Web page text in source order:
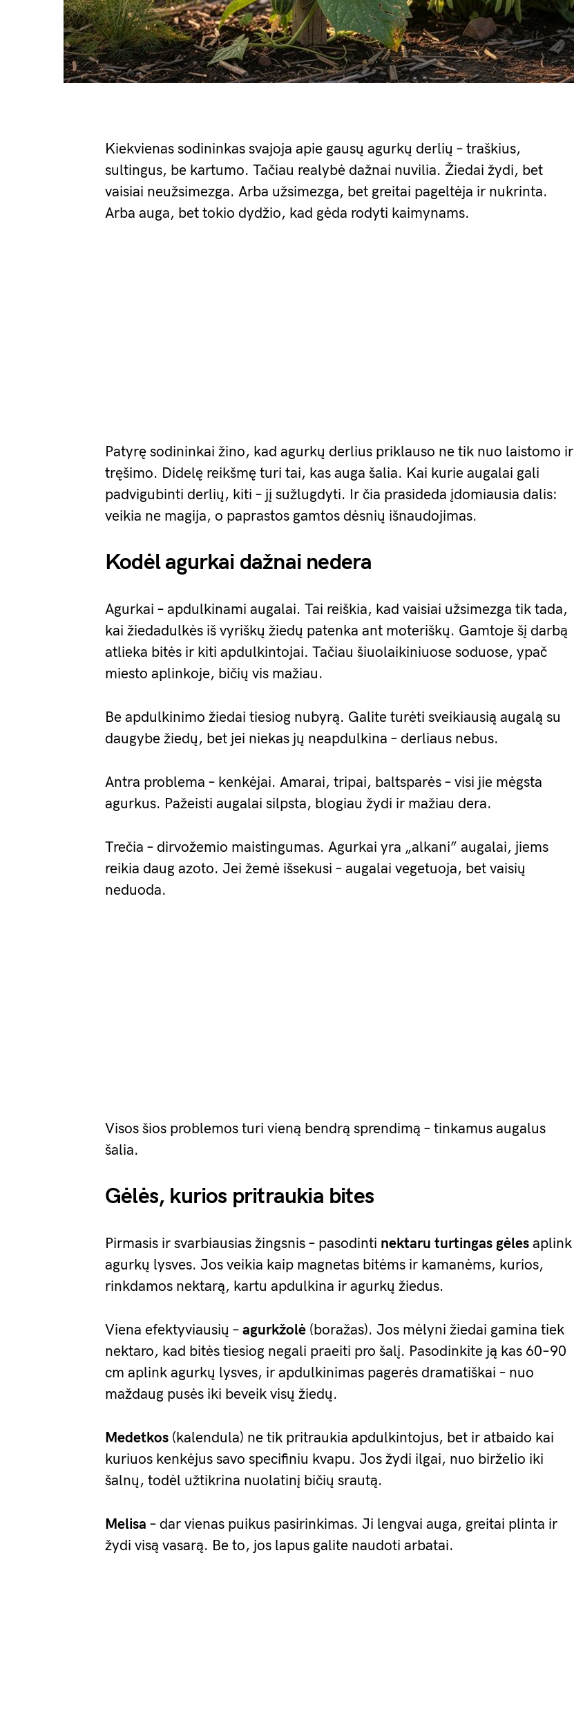
Kiekvienas sodininkas svajoja apie gausų agurkų derlių – traškius,
sultingus, be kartumo. Tačiau realybė dažnai nuvilia. Žiedai žydi, bet
vaisiai neužsimezga. Arba užsimezga, bet greitai pageltėja ir nukrinta.
Arba auga, bet tokio dydžio, kad gėda rodyti kaimynams.
Patyrę sodininkai žino, kad agurkų derlius priklauso ne tik nuo laistomo ir
tręšimo. Didelę reikšmę turi tai, kas auga šalia. Kai kurie augalai gali
padvigubinti derlių, kiti – jį sužlugdyti. Ir čia prasideda įdomiausia dalis:
veikia ne magija, o paprastos gamtos dėsnių išnaudojimas.
Kodėl agurkai dažnai nedera
Agurkai – apdulkinami augalai. Tai reiškia, kad vaisiai užsimezga tik tada,
kai žiedadulkės iš vyriškų žiedų patenka ant moteriškų. Gamtoje šį darbą
atlieka bitės ir kiti apdulkintojai. Tačiau šiuolaikiniuose soduose, ypač
miesto aplinkoje, bičių vis mažiau.
Be apdulkinimo žiedai tiesiog nubyrą. Galite turėti sveikiausią augalą su
daugybe žiedų, bet jei niekas jų neapdulkina – derliaus nebus.
Antra problema – kenkėjai. Amarai, tripai, baltsparės – visi jie mėgsta
agurkus. Pažeisti augalai silpsta, blogiau žydi ir mažiau dera.
Trečia – dirvožemio maistingumas. Agurkai yra „alkani” augalai, jiems
reikia daug azoto. Jei žemė išsekusi – augalai vegetuoja, bet vaisių
neduoda.
Visos šios problemos turi vieną bendrą sprendimą – tinkamus augalus
šalia.
Gėlės, kurios pritraukia bites
Pirmasis ir svarbiausias žingsnis – pasodinti nektaru turtingas gėles aplink
agurkų lysves. Jos veikia kaip magnetas bitėms ir kamanėms, kurios,
rinkdamos nektarą, kartu apdulkina ir agurkų žiedus.
Viena efektyviausių – agurkžolė (boražas). Jos mėlyni žiedai gamina tiek
nektaro, kad bitės tiesiog negali praeiti pro šalį. Pasodinkite ją kas 60–90
cm aplink agurkų lysves, ir apdulkinimas pagerės dramatiškai – nuo
maždaug pusės iki beveik visų žiedų.
Medetkos (kalendula) ne tik pritraukia apdulkintojus, bet ir atbaido kai
kuriuos kenkėjus savo specifiniu kvapu. Jos žydi ilgai, nuo birželio iki
šalnų, todėl užtikrina nuolatinį bičių srautą.
Melisa – dar vienas puikus pasirinkimas. Ji lengvai auga, greitai plinta ir
žydi visą vasarą. Be to, jos lapus galite naudoti arbatai.